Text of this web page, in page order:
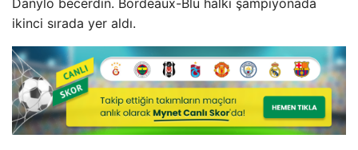
ikinci sırada yer aldı.